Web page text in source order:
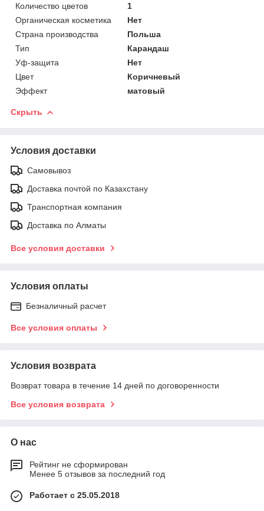
Количество цветов
1
Органическая косметика
Нет
Страна производства
Польша
Тип
Карандаш
Уф-защита
Нет
Цвет
Коричневый
Эффект
матовый
Скрыть
Условия доставки
Самовывоз
Доставка почтой по Казахстану
Транспортная компания
Доставка по Алматы
Все условия доставки
Условия оплаты
Безналичный расчет
Все условия оплаты
Условия возврата
Возврат товара в течение 14 дней по договоренности
Все условия возврата
О нас
Рейтинг не сформирован
Менее 5 отзывов за последний год
Работает с 25.05.2018